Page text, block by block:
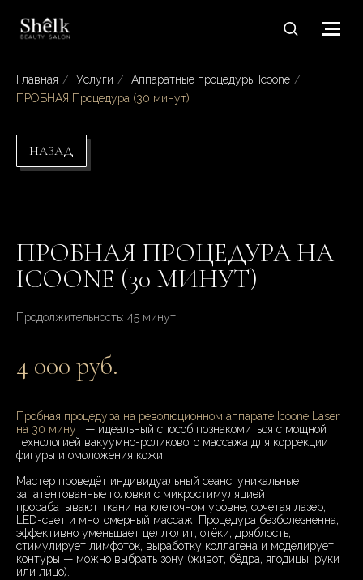
Главная / Услуги / Аппаратные процедуры Icoone /
ПРОБНАЯ Процедура (30 минут)
НАЗАД
ПРОБНАЯ ПРОЦЕДУРА НА
ICOONE (30 МИНУТ)
Продолжительность: 45 минут
4 000 руб.
Пробная процедура на революционном аппарате Icoone Laser
на 30 минут — идеальный способ познакомиться с мощной
технологией вакуумно-роликового массажа для коррекции
фигуры и омоложения кожи.
Мастер проведёт индивидуальный сеанс: уникальные
запатентованные головки с микростимуляцией
прорабатывают ткани на клеточном уровне, сочетая лазер,
LED-свет и многомерный массаж. Процедура безболезненна,
эффективно уменьшает целлюлит, отёки, дряблость,
стимулирует лимфоток, выработку коллагена и моделирует
контуры — можно выбрать зону (живот, бёдра, ягодицы, руки
или лицо).